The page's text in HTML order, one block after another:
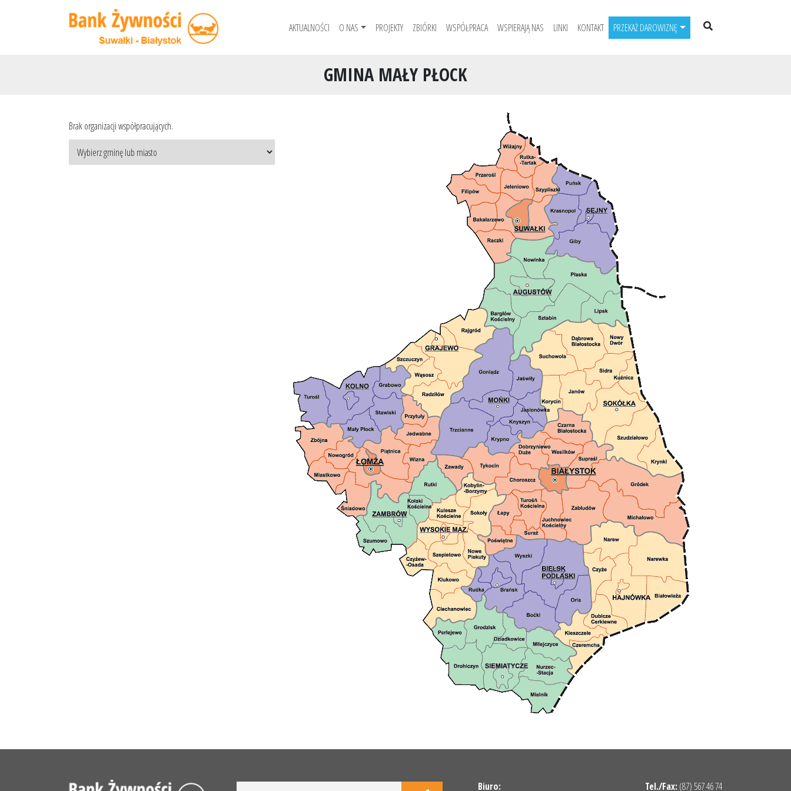
AKTUALNOŚCI O NAS PROJEKTY ZBIÓRKI WSPÓŁPRACA WSPIERAJĄ NAS LINKI KONTAKT PRZEKAŻ DAROWIZNĘ
GMINA MAŁY PŁOCK
Brak organizacji współpracujących.
Biuro: Tel./Fax: (87) 567 46 74